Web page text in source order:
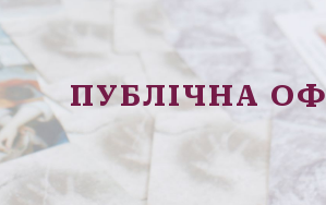
ПУБЛІЧНА